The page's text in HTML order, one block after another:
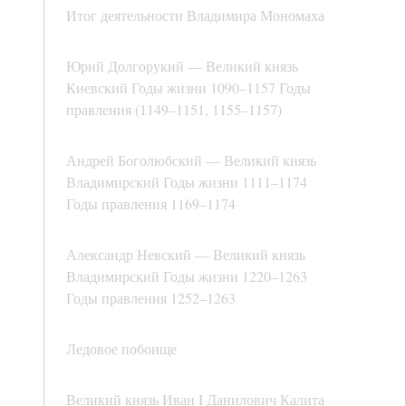
Итог деятельности Владимира Мономаха
Юрий Долгорукий — Великий князь
Киевский Годы жизни 1090–1157 Годы
правления (1149–1151, 1155–1157)
Андрей Боголюбский — Великий князь
Владимирский Годы жизни 1111–1174
Годы правления 1169–1174
Александр Невский — Великий князь
Владимирский Годы жизни 1220–1263
Годы правления 1252–1263
Ледовое побоище
Великий князь Иван I Данилович Калита